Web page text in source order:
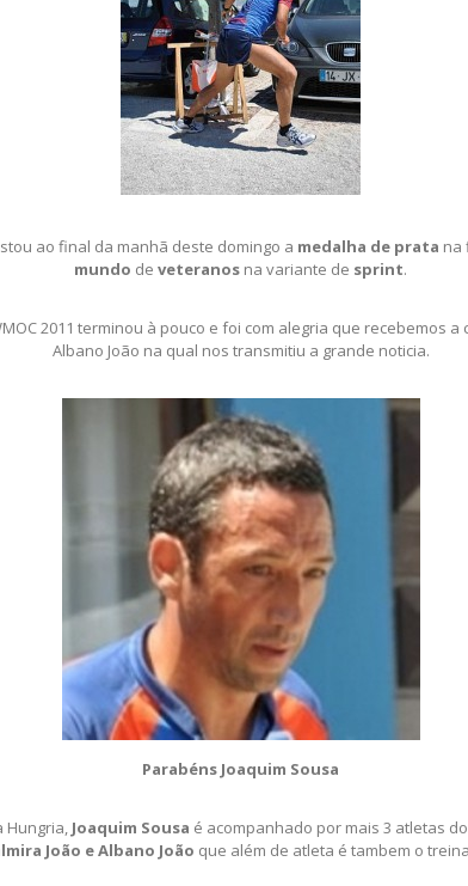
ao final da manhã deste domingo a medalha de prata na
mundo deveteranos na variante de sprint.
2011 terminou à pouco e foi com alegria que recebemos
Albano João na qual nos transmitiu a grande noticia.
Parabéns Joaquim Sousa
Hungria, Joaquim Sousa é acompanhado por mais 3 atletas
João e Albano João que além de atleta é tambem o